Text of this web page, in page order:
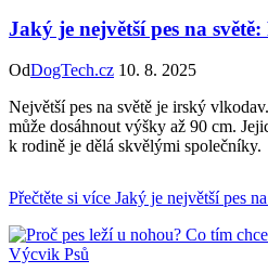
Jaký je největší pes na
OdDogTech.cz 10. 8. 2025
Největší pes na světě je irský
může dosáhnout výšky až 90 cm.
k rodině je dělá skvělými společníky.
Přečtěte si více Jaký je největší pes
Výcvik Psů